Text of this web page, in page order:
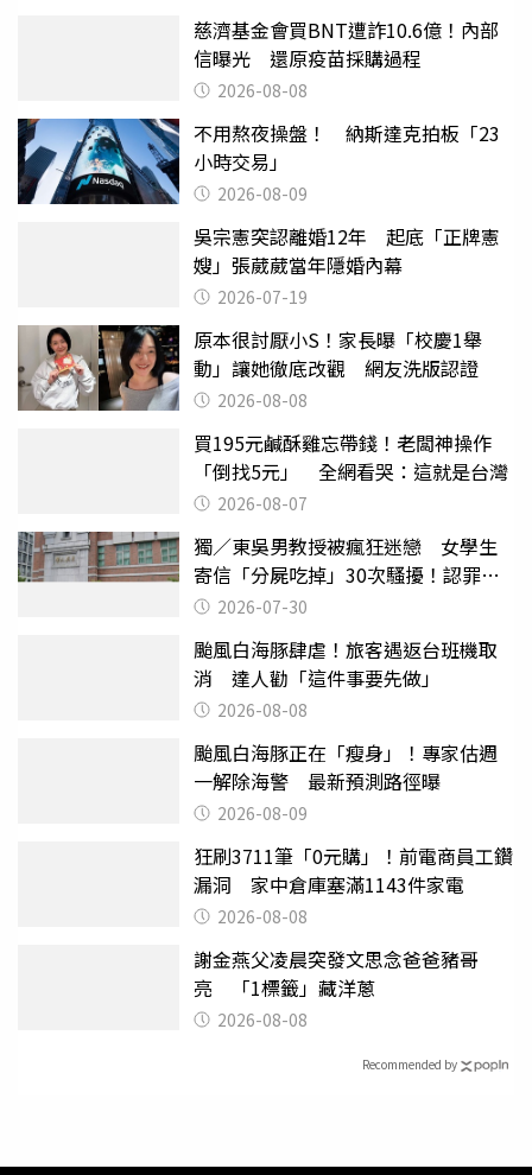
慈濟基金會買BNT遭詐10.6億！內部
信曝光 還原疫苗採購過程
2026-08-08
不用熬夜操盤！ 納斯達克拍板「23
小時交易」
2026-08-09
吳宗憲突認離婚12年 起底「正牌憲
嫂」張葳葳當年隱婚內幕
2026-07-19
原本很討厭小S！家長曝「校慶1舉
動」讓她徹底改觀 網友洗版認證
2026-08-08
買195元鹹酥雞忘帶錢！老闆神操作
「倒找5元」 全網看哭：這就是台灣
2026-08-07
獨／東吳男教授被瘋狂迷戀 女學生
寄信「分屍吃掉」30次騷擾！認罪免
關 2026-07-30
颱風白海豚肆虐！旅客遇返台班機取
消 達人勸「這件事要先做」
2026-08-08
颱風白海豚正在「瘦身」！專家估週
一解除海警 最新預測路徑曝
2026-08-09
狂刷3711筆「0元購」！前電商員工鑽
漏洞 家中倉庫塞滿1143件家電
2026-08-08
謝金燕父凌晨突發文思念爸爸豬哥
亮 「1標籤」藏洋蔥
2026-08-08
Recommended by